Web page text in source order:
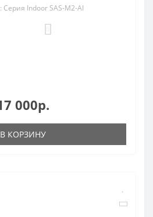
Серия Indoor SAS-M2-AI
000р.
В КОРЗИНУ